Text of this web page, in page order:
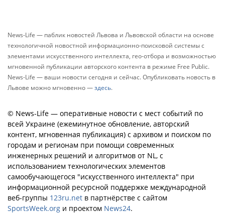
News-Life — паблик новостей Львова и Львовской области на основе
технологичной новостной информационно-поисковой системы с
элементами искусственного интеллекта, гео-отбора и возможностью
мгновенной публикации авторского контента в режиме Free Public.
News-Life — ваши новости сегодня и сейчас. Опубликовать новость в
Львове можно мгновенно —здесь.
© News-Life — оперативные новости с мест событий по
всей Украине (ежеминутное обновление, авторский
контент, мгновенная публикация) с архивом и поиском по
городам и регионам при помощи современных
инженерных решений и алгоритмов от NL, с
использованием технологических элементов
самообучающегося "искусственного интеллекта" при
информационной ресурсной поддержке международной
веб-группы 123ru.net в партнёрстве с сайтом
SportsWeek.org и проектом News24.